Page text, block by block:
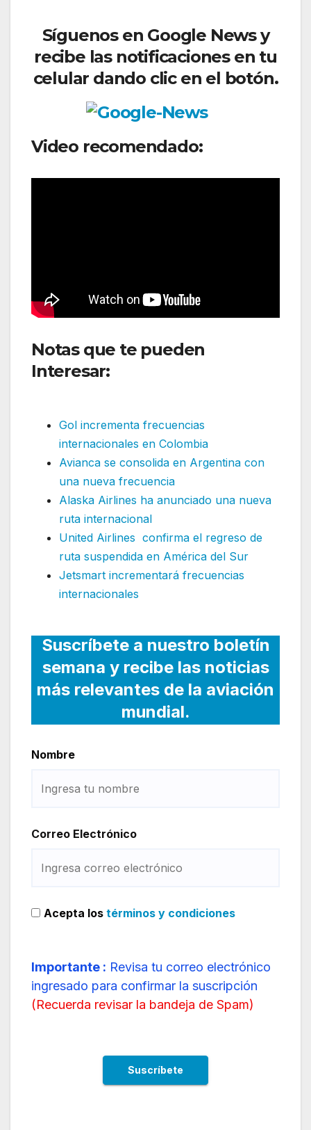
Síguenos en Google News y
recibe las notificaciones en tu
celular dando clic en el botón.
Video recomendado:
Notas que te pueden
Interesar:
Gol incrementa frecuencias
internacionales en Colombia
Avianca se consolida en Argentina con
una nueva frecuencia
Alaska Airlines ha anunciado una nueva
ruta internacional
United Airlines confirma el regreso de
ruta suspendida en América del Sur
Jetsmart incrementará frecuencias
internacionales
Suscríbete a nuestro boletín
semana y recibe las noticias
más relevantes de la aviación
mundial.
Nombre
Correo Electrónico
Acepta los términos y condiciones
Importante : Revisa tu correo electrónico
ingresado para confirmar la suscripción
(Recuerda revisar la bandeja de Spam)